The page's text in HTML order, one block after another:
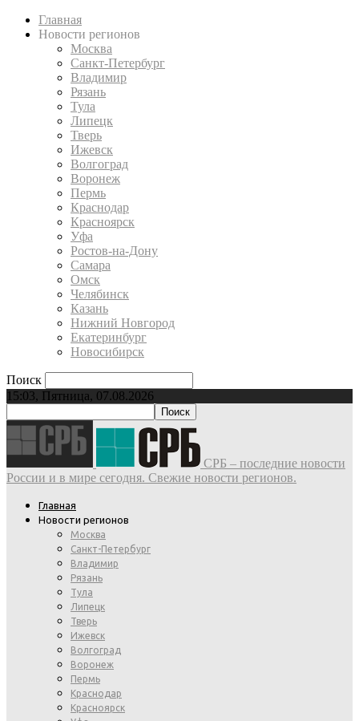
Главная
Новости регионов
Москва
Санкт-Петербург
Владимир
Рязань
Тула
Липецк
Тверь
Ижевск
Волгоград
Воронеж
Пермь
Краснодар
Красноярск
Уфа
Ростов-на-Дону
Самара
Омск
Челябинск
Казань
Нижний Новгород
Екатеринбург
Новосибирск
Поиск
15:03, Пятница, 07.08.2026
СРБ – последние новости
России и в мире сегодня. Свежие новости регионов.
Главная
Новости регионов
Москва
Санкт-Петербург
Владимир
Рязань
Тула
Липецк
Тверь
Ижевск
Волгоград
Воронеж
Пермь
Краснодар
Красноярск